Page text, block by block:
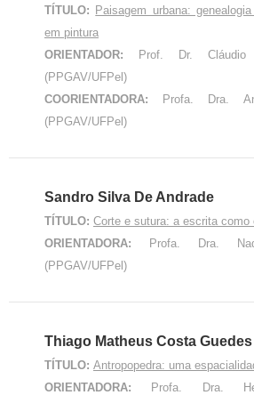
TÍTULO: Paisagem urbana:
em pintura
ORIENTADOR: Prof. Dr. Cláudio
(PPGAV/UFPel)
COORIENTADORA: Profa. Dra.
(PPGAV/UFPel)
Sandro Silva De Andrade
TÍTULO: Corte e sutura: a escrita como
ORIENTADORA: Profa. Dra.
(PPGAV/UFPel)
Thiago Matheus Costa Guedes
TÍTULO: Antropopedra: uma
ORIENTADORA: Profa. Dra.